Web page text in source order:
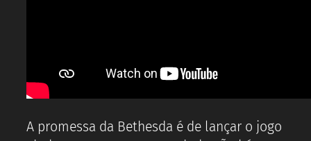
A promessa da Bethesda é de lançar o jogo